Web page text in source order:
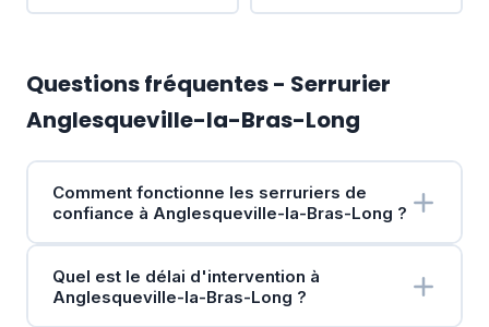
Questions fréquentes - Serrurier
Anglesqueville-la-Bras-Long
Comment fonctionne les serruriers de
confiance à Anglesqueville-la-Bras-Long ?
Quel est le délai d'intervention à
Anglesqueville-la-Bras-Long ?